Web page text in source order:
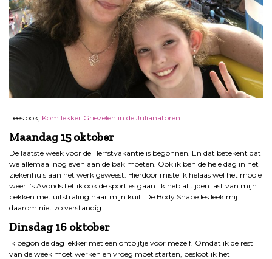
Lees ook; Kom lekker Griezelen in de Julianatoren
Maandag 15 oktober
De laatste week voor de Herfstvakantie is begonnen. En dat betekent dat
we allemaal nog even aan de bak moeten. Ook ik ben de hele dag in het
ziekenhuis aan het werk geweest. Hierdoor miste ik helaas wel het mooie
weer. ’s Avonds liet ik ook de sportles gaan. Ik heb al tijden last van mijn
bekken met uitstraling naar mijn kuit. De Body Shape les leek mij
daarom niet zo verstandig.
Dinsdag 16 oktober
Ik begon de dag lekker met een ontbijtje voor mezelf. Omdat ik de rest
van de week moet werken en vroeg moet starten, besloot ik het